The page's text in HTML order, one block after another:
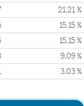
21,21 %
15,15 %
15,15 %
9,09 %
3,03 %